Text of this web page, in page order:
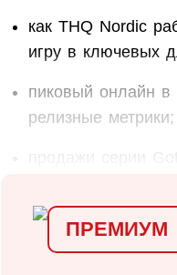
как THQ Nordic
игру в ключевых
пиковый онлайн в
релизные метрики;
ПРЕМИУМ